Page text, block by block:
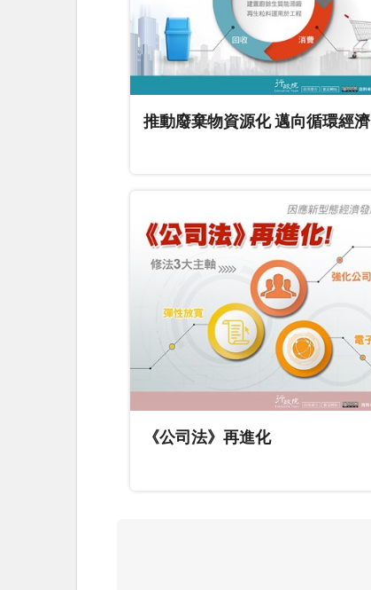
推動廢棄物資源化 邁向循環經濟
《公司法》再進化